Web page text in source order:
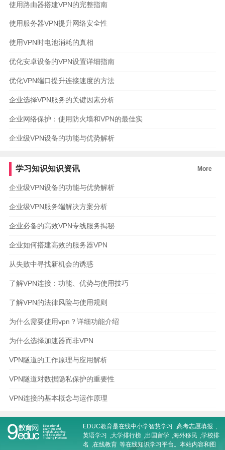
使用路由器搭建VPN的完整指南
使用服务器VPN提升网络安全性
使用VPN时电池消耗的真相
优化安卓设备的VPN设置详细指南
优化VPN端口提升连接速度的方法
企业选择VPN服务的关键因素分析
企业网络保护：使用防火墙和VPN的最佳实
企业级VPN设备的功能与优势解析
学习知识知识资讯 More
企业级VPN设备的功能与优势解析
企业级VPN服务端解决方案分析
企业必备的高效VPN专线服务揭秘
企业如何搭建高效的服务器VPN
从失败中寻找新机会的诱惑
了解VPN连接：功能、优势与使用技巧
了解VPN的法律风险与使用规则
为什么需要使用vpn？详细功能介绍
为什么选择加速器而非VPN
VPN隧道的工作原理与应用解析
VPN隧道对数据隐私保护的重要性
VPN连接的基本概念与运作原理
EDUC教育是在线中小学智慧学习 ,高考志愿填报 ,
英语学习
,大学排行榜 ,出国留学 ,海外移民 ,学校排
名 ,在线教育 等在线知识学习平台。本站内容和图